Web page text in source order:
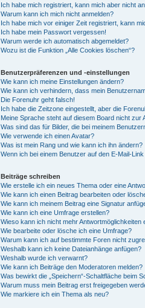
Ich habe mich registriert, kann mich aber nicht
Warum kann ich mich nicht anmelden?
Ich habe mich vor einiger Zeit registriert, kann
Ich habe mein Passwort vergessen!
Warum werde ich automatisch abgemeldet?
Wozu ist die Funktion „Alle Cookies löschen“?
Benutzerpräferenzen und -einstellungen
Wie kann ich meine Einstellungen ändern?
Wie kann ich verhindern, dass mein
Die Forenuhr geht falsch!
Ich habe die Zeitzone eingestellt, aber die
Meine Sprache steht auf diesem Board nicht zur
Was sind das für Bilder, die bei meinem
Wie verwende ich einen Avatar?
Was ist mein Rang und wie kann ich ihn ändern?
Wenn ich bei einem Benutzer auf den E-Mail-
Beiträge schreiben
Wie erstelle ich ein neues Thema oder eine
Wie kann ich einen Beitrag bearbeiten oder
Wie kann ich meinem Beitrag eine Signatur
Wie kann ich eine Umfrage erstellen?
Wieso kann ich nicht mehr Antwortmöglichkeiten
Wie bearbeite oder lösche ich eine Umfrage?
Warum kann ich auf bestimmte Foren nicht
Weshalb kann ich keine Dateianhänge anfügen?
Weshalb wurde ich verwarnt?
Wie kann ich Beiträge den Moderatoren melden?
Was bewirkt die „Speichern“-Schaltfläche beim
Warum muss mein Beitrag erst freigegeben
Wie markiere ich ein Thema als neu?